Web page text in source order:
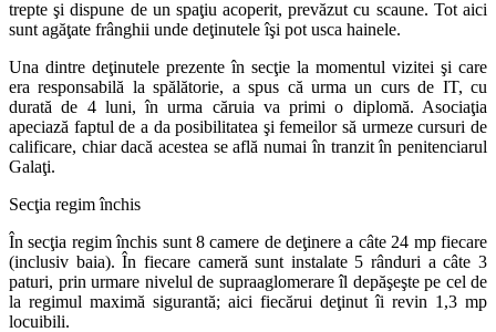
trepte şi dispune de un spaţiu acoperit, prevăzut cu scaune. Tot aici
sunt agăţate frânghii unde deţinutele îşi pot usca hainele.
Una dintre deţinutele prezente în secţie la momentul vizitei şi care
era responsabilă la spălătorie, a spus că urma un curs de IT, cu
durată de 4 luni, în urma căruia va primi o diplomă. Asociaţia
apeciază faptul de a da posibilitatea şi femeilor să urmeze cursuri de
calificare, chiar dacă acestea se află numai în tranzit în penitenciarul
Galaţi.
Secţia regim închis
În secţia regim închis sunt 8 camere de deţinere a câte 24 mp fiecare
(inclusiv baia). În fiecare cameră sunt instalate 5 rânduri a câte 3
paturi, prin urmare nivelul de supraaglomerare îl depăşeşte pe cel de
la regimul maximă sigurantă; aici fiecărui deţinut îi revin 1,3 mp
locuibili.